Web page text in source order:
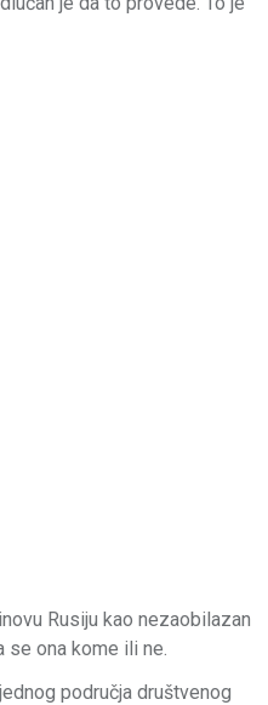
Rusiju kao nezaobilazan
se ona kome ili ne.
područja društvenog